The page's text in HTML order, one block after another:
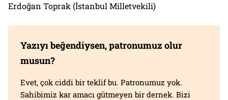
Erdoğan Toprak (İstanbul Milletvekili)
Yazıyı beğendiysen, patronumuz olur
musun?
Evet, çok ciddi bir teklif bu. Patronumuz yok.
Sahibimiz kar amacı gütmeyen bir dernek. Bizi